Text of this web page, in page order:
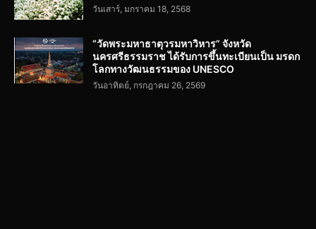
วันเสาร์, มกราคม 18, 2568
“วัดพระมหาธาตุวรมหาวิหาร” จังหวัด
นครศรีธรรมราช ได้รับการขึ้นทะเบียนเป็น มรดก
โลกทางวัฒนธรรมของ UNESCO
วันอาทิตย์, กรกฎาคม 26, 2569